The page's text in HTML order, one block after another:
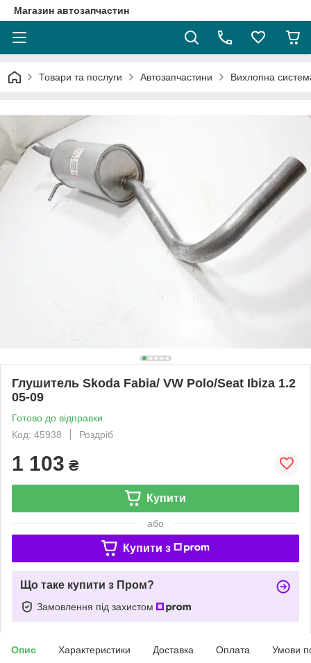
Магазин автозапчастин
Товари та послуги Автозапчастини Вихлопна
Глушитель Skoda Fabia/ VW Polo/Seat Ibiza 1.2
05-09
Готово до відправки
Код: 45938
Роздріб
1 103 ₴
Купити
або
Купити з
Що таке купити з Пром?
Замовлення під захистом
Опис Характеристики Доставка Оплата Умови